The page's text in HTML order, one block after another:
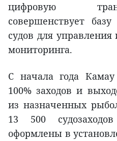
цифровую
совершенствует
судов для
мониторинга.
С начала года Камау
100% заходов и
из назначенных
13 500
оформлены в